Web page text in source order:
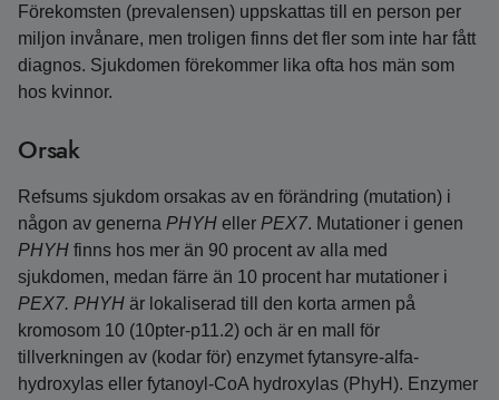
Förekomsten (prevalensen) uppskattas till en person per
miljon invånare, men troligen finns det fler som inte har fått
diagnos. Sjukdomen förekommer lika ofta hos män som
hos kvinnor.
Orsak
Refsums sjukdom orsakas av en förändring (mutation) i
någon av generna PHYH eller PEX7. Mutationer i genen
PHYH finns hos mer än 90 procent av alla med
sjukdomen, medan färre än 10 procent har mutationer i
PEX7. PHYH är lokaliserad till den korta armen på
kromosom 10 (10pter-p11.2) och är en mall för
tillverkningen av (kodar för) enzymet fytansyre-alfa-
hydroxylas eller fytanoyl-CoA hydroxylas (PhyH). Enzymer